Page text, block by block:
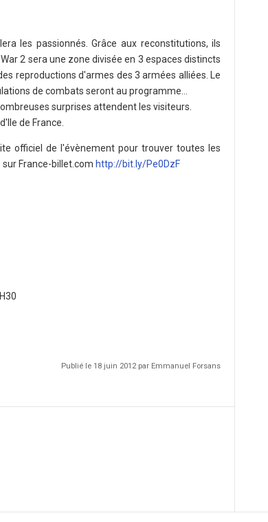
les passionnés. Grâce aux reconstitutions, ils
2 sera une zone divisée en 3 espaces distincts
reproductions d'armes des 3 armées alliées. Le
de combats seront au programme…
surprises attendent les visiteurs.
de France.
officiel de l'évènement pour trouver toutes les
France-billet.com http://bit.ly/Pe0DzF
Publié le 18 juin 2012 par Emmanuel Forsans